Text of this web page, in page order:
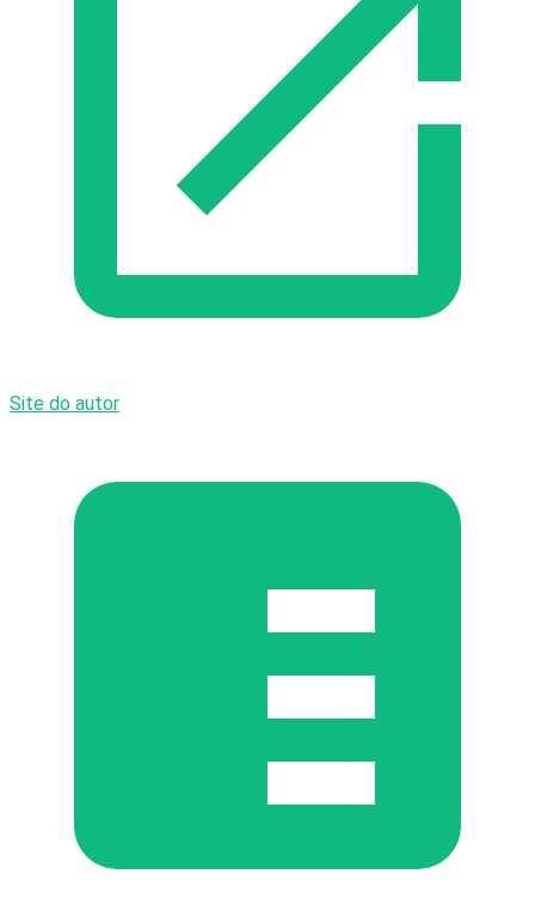
Site do autor